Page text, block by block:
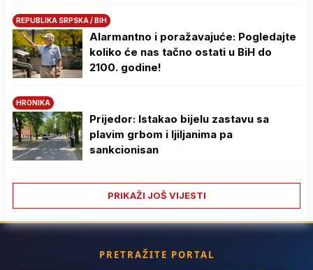
REPUBLIKA SRPSKA / BIH
Alarmantno i poražavajuće: Pogledajte
koliko će nas tačno ostati u BiH do
2100. godine!
HRONIKA
Prijedor: Istakao bijelu zastavu sa
plavim grbom i ljiljanima pa
sankcionisan
PRIKAŽI JOŠ VIJESTI
PRETRAŽITE PORTAL